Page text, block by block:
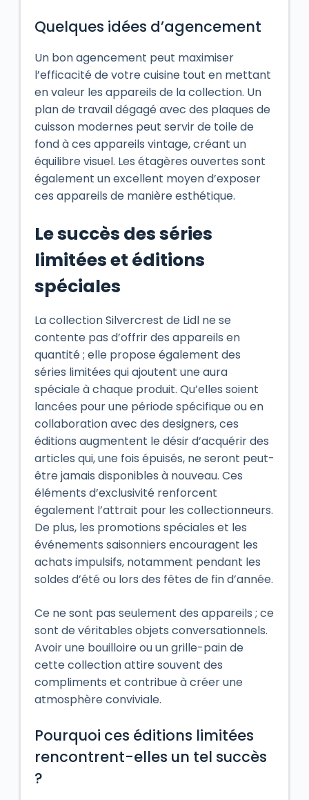
Quelques idées d’agencement
Un bon agencement peut maximiser
l’efficacité de votre cuisine tout en mettant
en valeur les appareils de la collection. Un
plan de travail dégagé avec des plaques de
cuisson modernes peut servir de toile de
fond à ces appareils vintage, créant un
équilibre visuel. Les étagères ouvertes sont
également un excellent moyen d’exposer
ces appareils de manière esthétique.
Le succès des séries
limitées et éditions
spéciales
La collection Silvercrest de Lidl ne se
contente pas d’offrir des appareils en
quantité ; elle propose également des
séries limitées qui ajoutent une aura
spéciale à chaque produit. Qu’elles soient
lancées pour une période spécifique ou en
collaboration avec des designers, ces
éditions augmentent le désir d’acquérir des
articles qui, une fois épuisés, ne seront peut-
être jamais disponibles à nouveau. Ces
éléments d’exclusivité renforcent
également l’attrait pour les collectionneurs.
De plus, les promotions spéciales et les
événements saisonniers encouragent les
achats impulsifs, notamment pendant les
soldes d’été ou lors des fêtes de fin d’année.
Ce ne sont pas seulement des appareils ; ce
sont de véritables objets conversationnels.
Avoir une bouilloire ou un grille-pain de
cette collection attire souvent des
compliments et contribue à créer une
atmosphère conviviale.
Pourquoi ces éditions limitées
rencontrent-elles un tel succès
?